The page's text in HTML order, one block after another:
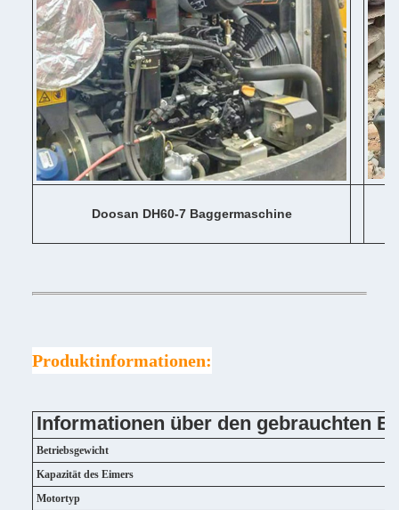
Doosan DH60-7 Baggermaschine
Produktinformationen:
Informationen über den gebrauchten
Betriebsgewicht
Kapazität des Eimers
Motortyp